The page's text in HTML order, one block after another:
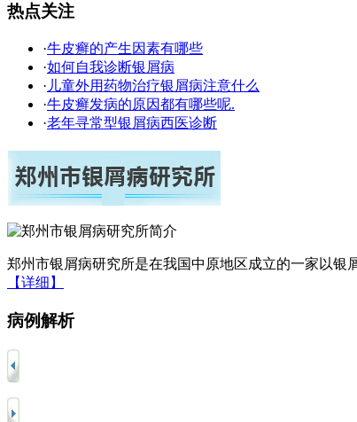
热点关注
·牛皮癣的产生因素有哪些
·如何自我诊断银屑病
· 儿童外用药物治疗银屑病注意什么
·牛皮癣发病的原因都有哪些呢.
·老年寻常型银屑病西医诊断
郑州市银屑病研究所是在我国中原地区成立的一家以
【详细】
病例解析